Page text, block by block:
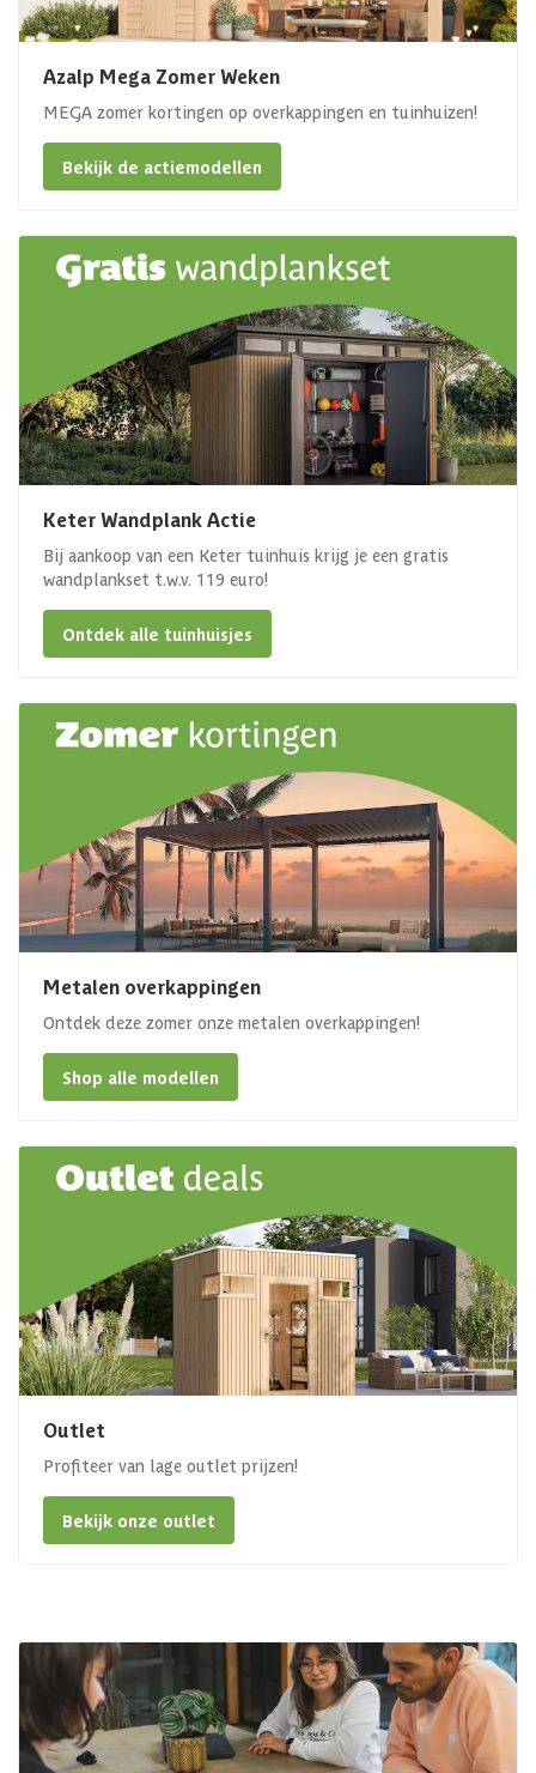
Azalp Mega Zomer Weken
MEGA zomer kortingen op overkappingen en tuinhuizen!
Bekijk de actiemodellen
Keter Wandplank Actie
Bij aankoop van een Keter tuinhuis krijg je een gratis
wandplankset t.w.v. 119 euro!
Ontdek alle tuinhuisjes
Metalen overkappingen
Ontdek deze zomer onze metalen overkappingen!
Shop alle modellen
Outlet
Profiteer van lage outlet prijzen!
Bekijk onze outlet